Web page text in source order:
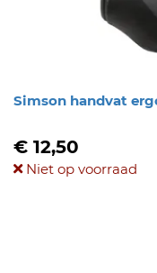
Simson handvat
€ 12,50
Niet op voorraad